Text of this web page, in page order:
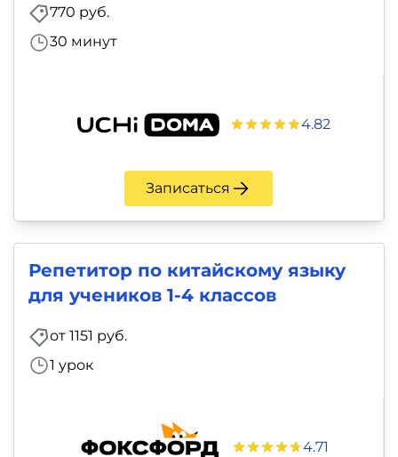
770 руб.
30 минут
4.82
Записаться
Репетитор по китайскому языку
для учеников 1-4 классов
от 1151 руб.
1 урок
4.71